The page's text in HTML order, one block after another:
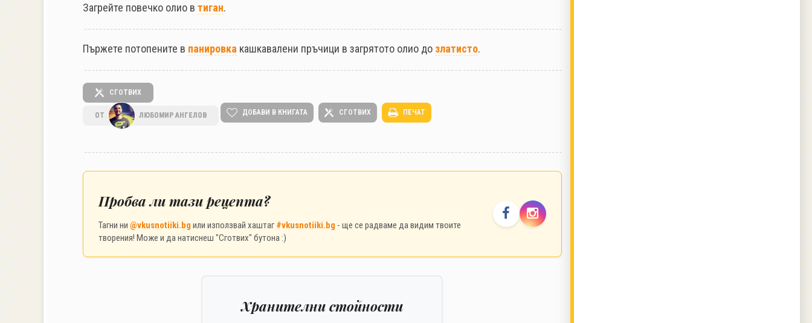
Загрейте повечко олио в тиган.
Пържете потопените в панировка кашкавалени пръчици в загрятото олио до златисто.
СГОТВИХ
ОТ ЛЮБОМИР АНГЕЛОВ ДОБАВИ В КНИГАТА СГОТВИХ ПЕЧАТ
Пробва ли тази рецепта?
Тагни ни @vkusnotiiki.bg или използвай хаштаг #vkusnotiiki.bg - ще се радваме да видим твоите
творения! Може и да натиснеш "Сготвих" бутона :)
Хранителни стойности